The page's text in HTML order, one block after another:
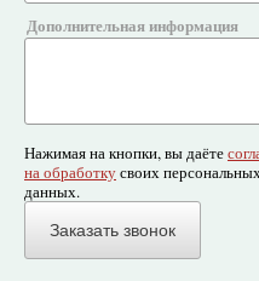
Дополнительная информация
Нажимая на кнопки, вы даёте
на обработкусвоих
данных.
Заказать звонок